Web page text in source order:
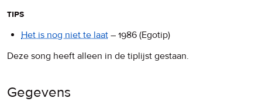
tips
Het is nog niet te laat – 1986 (Egotip)
Deze song heeft alleen in de tiplijst gestaan.
Gegevens